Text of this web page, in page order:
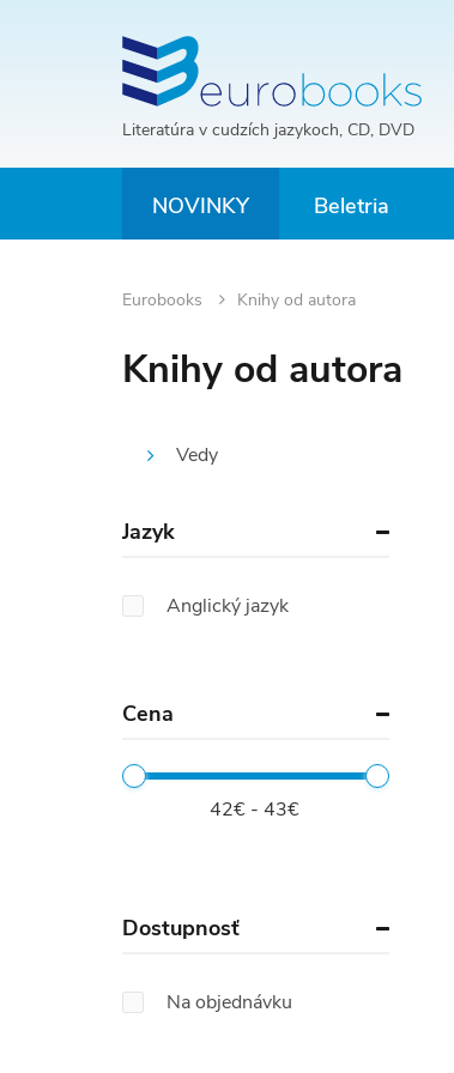
Literatúra v cudzích jazykoch, CD, DVD
NOVINKY Beletria
Eurobooks Knihy od autora
Knihy od autora
Vedy
Jazyk
Anglický jazyk
Cena
42€ - 43€
Dostupnosť
Na objednávku